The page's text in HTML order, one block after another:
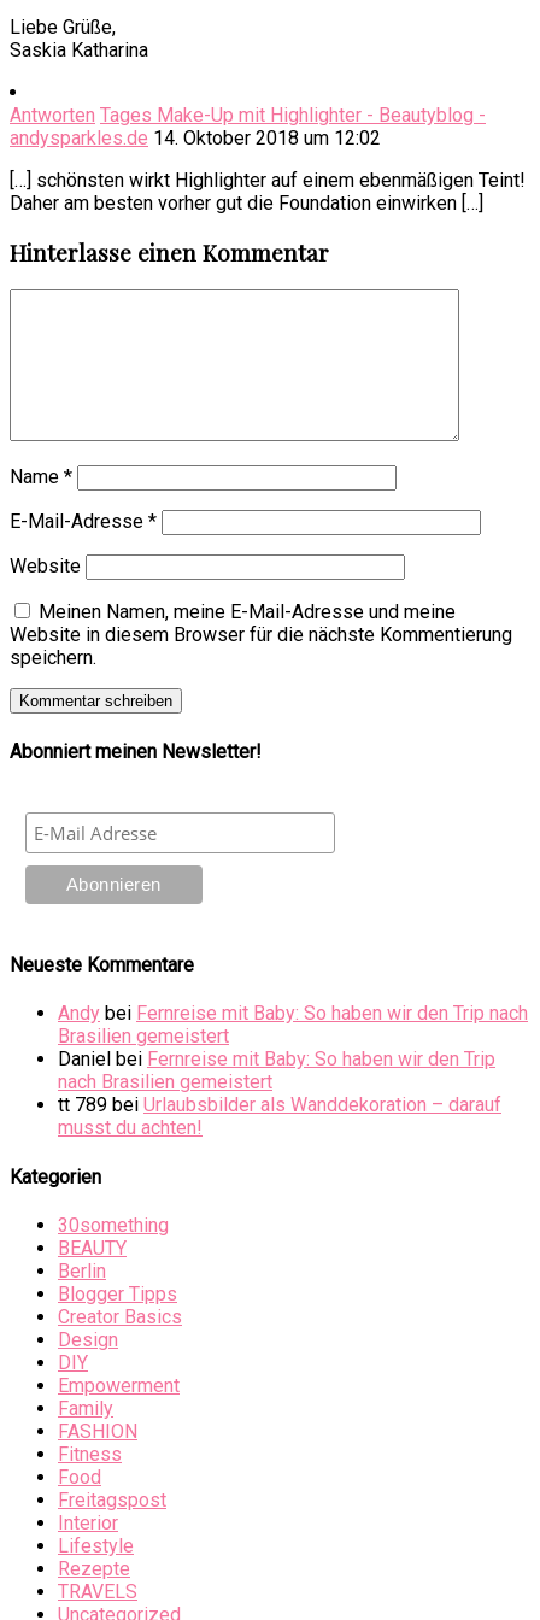
Liebe Grüße,
Saskia Katharina
Antworten Tages Make-Up mit Highlighter - Beautyblog -
andysparkles.de 14. Oktober 2018 um 12:02
[…] schönsten wirkt Highlighter auf einem ebenmäßigen Teint!
Daher am besten vorher gut die Foundation einwirken […]
Hinterlasse einen Kommentar
Name *
E-Mail-Adresse *
Website
Meinen Namen, meine E-Mail-Adresse und meine
Website in diesem Browser für die nächste Kommentierung
speichern.
Abonniert meinen Newsletter!
Neueste Kommentare
Andy bei Fernreise mit Baby: So haben wir den Trip nach
Brasilien gemeistert
Daniel bei Fernreise mit Baby: So haben wir den Trip
nach Brasilien gemeistert
tt 789 bei Urlaubsbilder als Wanddekoration – darauf
musst du achten!
Kategorien
30something
BEAUTY
Berlin
Blogger Tipps
Creator Basics
Design
DIY
Empowerment
Family
FASHION
Fitness
Food
Freitagspost
Interior
Lifestyle
Rezepte
TRAVELS
Uncategorized